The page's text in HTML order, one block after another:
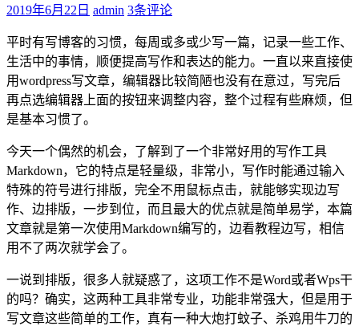
2019年6月22日 admin 3条评论
平时有写博客的习惯，每周或多或少写一篇，记录一些工作、
生活中的事情，顺便提高写作和表达的能力。一直以来直接使
用wordpress写文章，编辑器比较简陋也没有在意过，写完后
再点选编辑器上面的按钮来调整内容，整个过程有些麻烦，但
是基本习惯了。
今天一个偶然的机会，了解到了一个非常好用的写作工具
Markdown，它的特点是轻量级，非常小，写作时能通过输入
特殊的符号进行排版，完全不用鼠标点击，就能够实现边写
作、边排版，一步到位，而且最大的优点就是简单易学，本篇
文章就是第一次使用Markdown编写的，边看教程边写，相信
用不了两次就学会了。
一说到排版，很多人就疑惑了，这项工作不是Word或者Wps干
的吗？确实，这两种工具非常专业，功能非常强大，但是用于
写文章这些简单的工作，真有一种大炮打蚊子、杀鸡用牛刀的